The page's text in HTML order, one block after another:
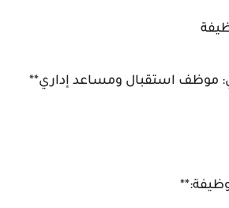
موظف استقبال ومساعد إداري**